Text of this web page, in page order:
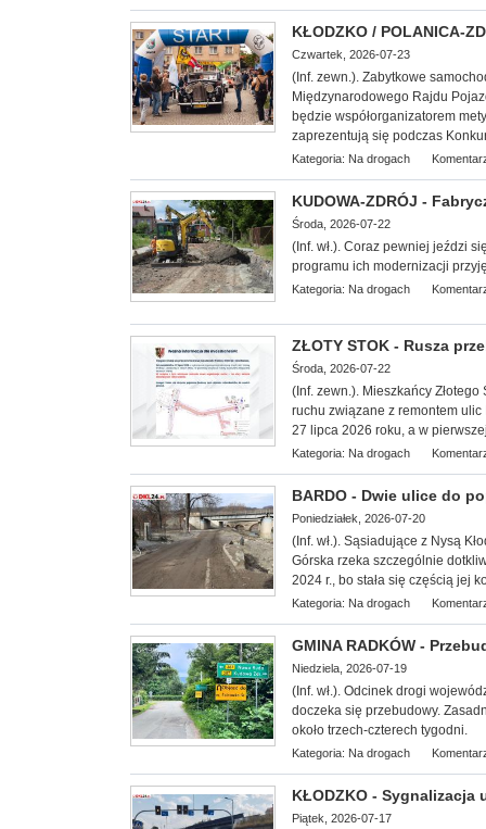
KŁODZKO / POLANICA-
Czwartek, 2026-07-23
(Inf. zewn.). Zabytkowe
Międzynarodowego Rajdu
będzie współorganizatorem
zaprezentują się podczas
Kategoria: Na drogach
KUDOWA-ZDRÓJ -
Środa, 2026-07-22
(Inf. wł.). Coraz pewniej jeździ
programu ich modernizacji
Kategoria: Na drogach
ZŁOTY STOK - Rusza
Środa, 2026-07-22
(Inf. zewn.). Mieszkańcy
ruchu związane z remontem ulic
27 lipca 2026 roku, a w
Kategoria: Na drogach
BARDO - Dwie ulice do
Poniedziałek, 2026-07-20
(Inf. wł.). Sąsiadujące z Nysą
Górska rzeka szczególnie
2024 r., bo stała się częścią jej
Kategoria: Na drogach
GMINA RADKÓW -
Niedziela, 2026-07-19
(Inf. wł.). Odcinek drogi
doczeka się przebudowy.
około trzech-czterech tygodni.
Kategoria: Na drogach
KŁODZKO -
Piątek, 2026-07-17